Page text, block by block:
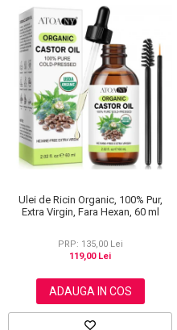
Ulei de Ricin Organic, 100% Pur,
Extra Virgin, Fara Hexan, 60 ml
PRP: 135,00 Lei
119,00 Lei
ADAUGA IN COS